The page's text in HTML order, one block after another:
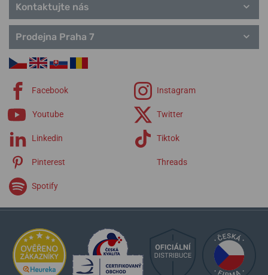
Kontaktujte nás
Prodejna Praha 7
Facebook Instagram
Youtube Twitter
Linkedin Tiktok
Pinterest Threads
Spotify